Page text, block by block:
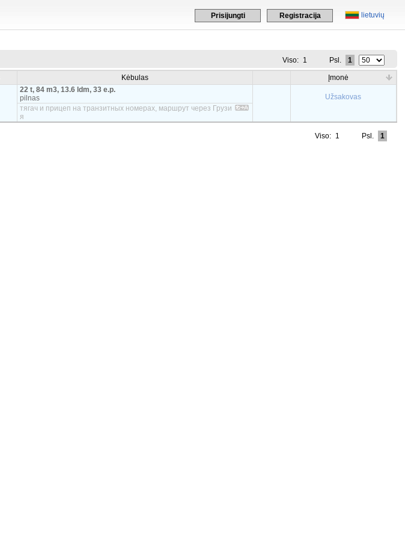
lietuvių
Prisijungti Registracija
Viso: 1 Psl. 1
Kėbulas
Įmonė
22 t, 84 m3, 13.6 ldm, 33 e.p.
pilnas
Užsakovas
тягач и прицеп на транзитных номерах, маршрут через Грузи
я
Viso: 1 Psl. 1